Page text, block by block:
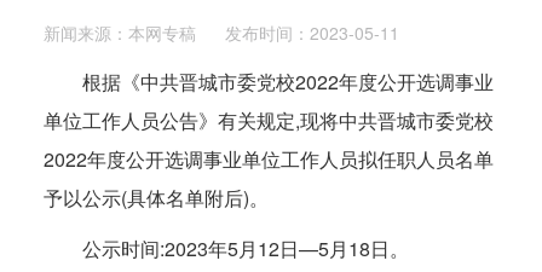
新闻来源：本网专稿 发布时间：2023-05-11
根据《中共晋城市委党校2022年度公开选调事业
单位工作人员公告》有关规定,现将中共晋城市委党校
2022年度公开选调事业单位工作人员拟任职人员名单
予以公示(具体名单附后)。
公示时间:2023年5月12日—5月18日。